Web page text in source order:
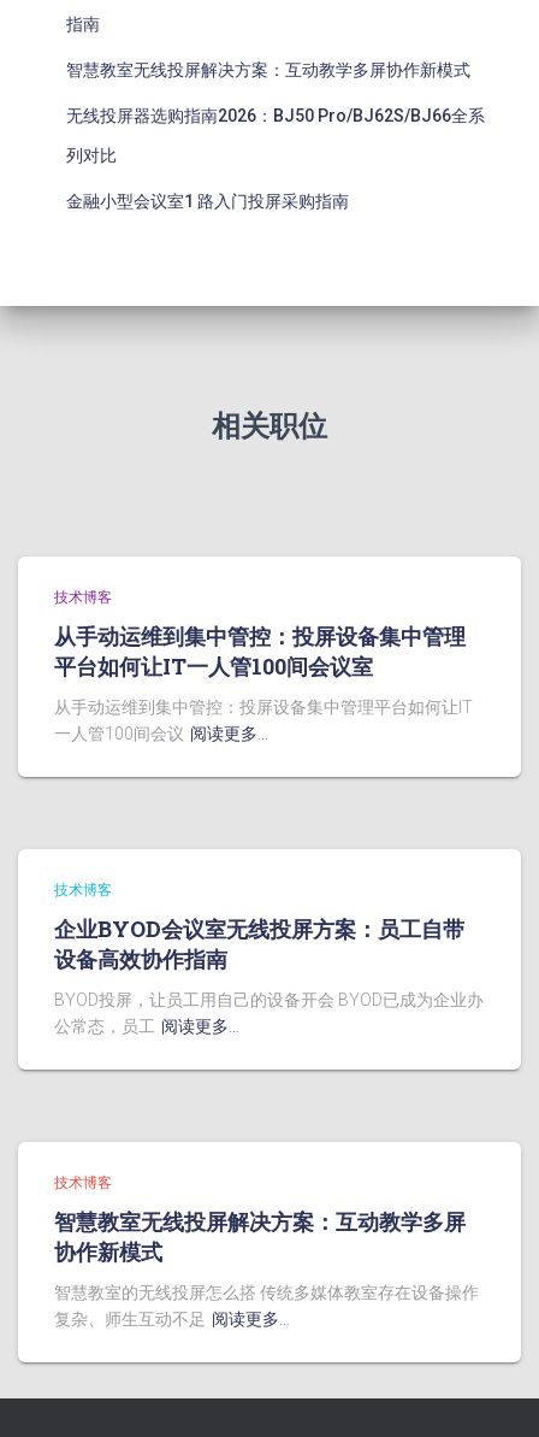
指南
智慧教室无线投屏解决方案：互动教学多屏协作新模式
无线投屏器选购指南2026：BJ50 Pro/BJ62S/BJ66全系
列对比
金融小型会议室1 路入门投屏采购指南
相关职位
技术博客
从手动运维到集中管控：投屏设备集中管理
平台如何让IT一人管100间会议室
从手动运维到集中管控：投屏设备集中管理平台如何让IT
一人管100间会议 阅读更多…
技术博客
企业BYOD会议室无线投屏方案：员工自带
设备高效协作指南
BYOD投屏，让员工用自己的设备开会 BYOD已成为企业办
公常态，员工 阅读更多…
技术博客
智慧教室无线投屏解决方案：互动教学多屏
协作新模式
智慧教室的无线投屏怎么搭 传统多媒体教室存在设备操作
复杂、师生互动不足 阅读更多…